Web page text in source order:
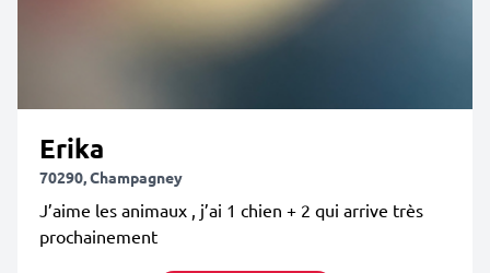
Erika
70290, Champagney
J’aime les animaux , j’ai 1 chien + 2 qui arrive très
prochainement